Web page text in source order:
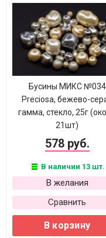
Бусины МИКС №034
Preciosa, бежево-
гамма, стекло, 25г
21шт)
578 руб.
В наличии 13 шт.
В желания
Сравнить
В корзину